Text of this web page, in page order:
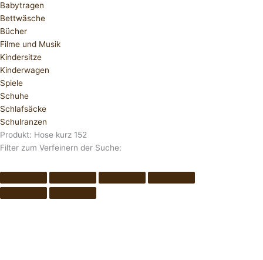
Babytragen
Bettwäsche
Bücher
Filme und Musik
Kindersitze
Kinderwagen
Spiele
Schuhe
Schlafsäcke
Schulranzen
Produkt: Hose kurz 152
Filter zum Verfeinern der Suche: